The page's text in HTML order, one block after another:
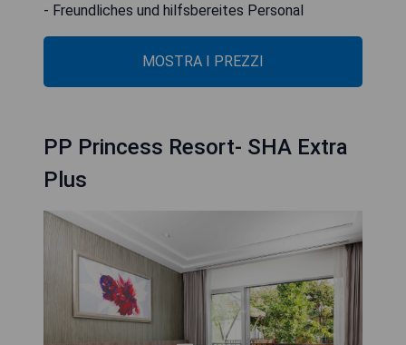
- Freundliches und hilfsbereites Personal
MOSTRA I PREZZI
PP Princess Resort- SHA Extra
Plus